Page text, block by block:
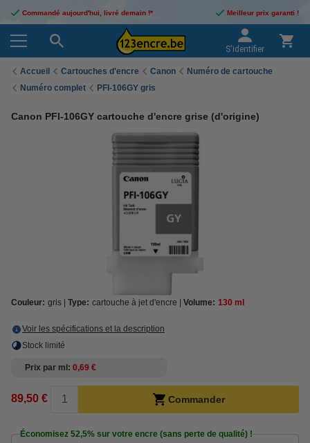
Commandé aujourd'hui, livré demain !* Meilleur prix garanti !
S'identifier
Accueil Cartouches d'encre Canon
Numéro de cartouche
Numéro complet
PFI-106GY gris
Canon PFI-106GY cartouche d'encre grise (d'origine)
Couleur: gris Type: cartouche à jet d'encre Volume: 130 ml
Voir les spécifications et la description
Stock limité
Prix par ml 0,69 €
89,50 € Commander
Économisez 52,5% sur votre encre (sans perte de qualité) !